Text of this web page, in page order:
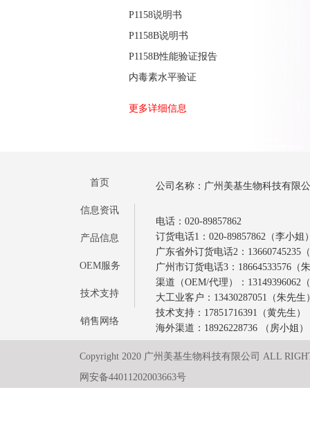
P1158说明书
P1158B说明书
P1158B性能验证报告
内毒素水平验证
更多详细信息
首页
信息资讯
产品信息
OEM服务
技术支持
销售网络
公司名称：广州美基生物科技有限
电话：020-89857862
订货电话1：020-89857862（李小姐
广东省外订货电话2：13660745235
广州市订货电话3：18664533576（
渠道（OEM/代理）：13149396062
大工业客户：13430287051（朱先生
技术支持：17851716391（黄先生）
海外渠道：18926228736 （房小姐）
Copyright 2020 广州美基生物科技有限公司 ALL
网安备44011202003663号